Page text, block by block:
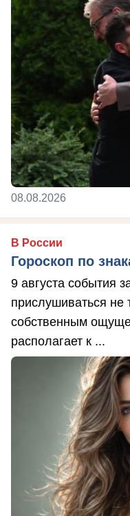
08.08.2026
В России
Гороскоп по
9 августа события
прислушиваться не
собственным
располагает к ...